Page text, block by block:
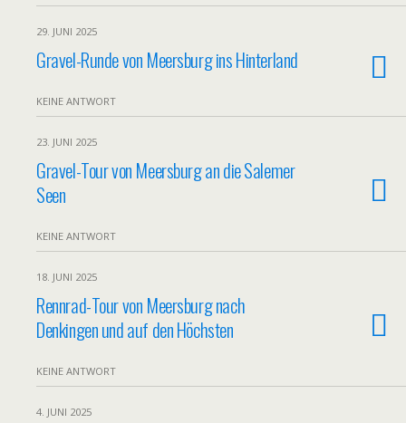
29. JUNI 2025
Gravel-Runde von Meersburg ins Hinterland
KEINE ANTWORT
23. JUNI 2025
Gravel-Tour von Meersburg an die Salemer
Seen
KEINE ANTWORT
18. JUNI 2025
Rennrad-Tour von Meersburg nach
Denkingen und auf den Höchsten
KEINE ANTWORT
4. JUNI 2025